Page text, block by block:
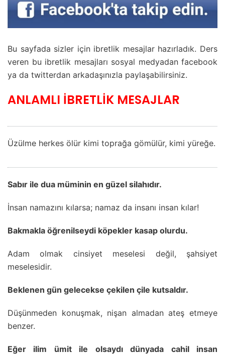
Bu sayfada sizler için ibretlik mesajlar hazırladık. Ders
veren bu ibretlik mesajları sosyal medyadan facebook
ya da twitterdan arkadaşınızla paylaşabilirsiniz.
ANLAMLI İBRETLİK MESAJLAR
Üzülme herkes ölür kimi toprağa gömülür, kimi yüreğe.
Sabır ile dua müminin en güzel silahıdır.
İnsan namazını kılarsa; namaz da insanı insan kılar!
Bakmakla öğrenilseydi köpekler kasap olurdu.
Adam olmak cinsiyet meselesi değil, şahsiyet
meselesidir.
Beklenen gün gelecekse çekilen çile kutsaldır.
Düşünmeden konuşmak, nişan almadan ateş etmeye
benzer.
Eğer ilim ümit ile olsaydı dünyada cahil insan